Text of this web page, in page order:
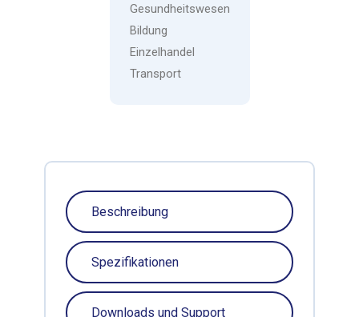
Gesundheitswesen
Bildung
Einzelhandel
Transport
Beschreibung
Spezifikationen
Downloads und Support